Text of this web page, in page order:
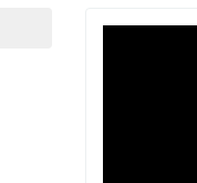
Revista